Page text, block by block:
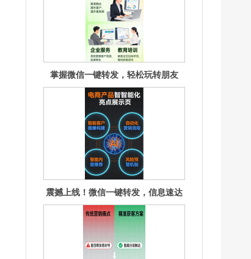
圈！
震撼上线！微信一键转发，信息速达
无延迟！
掌握微信一键转发，社交效率飙升秘
籍揭秘